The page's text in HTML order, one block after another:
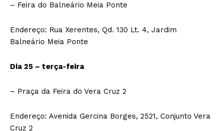
– Feira do Balneário Meia Ponte
Endereço: Rua Xerentes, Qd. 130 Lt. 4, Jardim
Balneário Meia Ponte
Dia 25 – terça-feira
– Praça da Feira do Vera Cruz 2
Endereço: Avenida Gercina Borges, 2521, Conjunto Vera
Cruz 2